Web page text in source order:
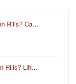
Rilis? Ca…
Rilis? Lih…